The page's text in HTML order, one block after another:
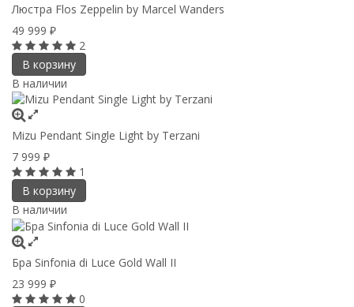
Люстра Flos Zeppelin by Marcel Wanders
49 999 ₽
2
В корзину
В наличии
Mizu Pendant Single Light by Terzani
7 999 ₽
1
В корзину
В наличии
Бра Sinfonia di Luce Gold Wall II
23 999 ₽
0